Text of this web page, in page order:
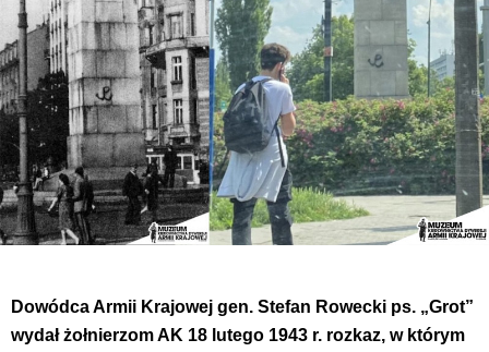
Dowódca Armii Krajowej gen. Stefan Rowecki ps. „Grot”
wydał żołnierzom AK 18 lutego 1943 r. rozkaz, w którym